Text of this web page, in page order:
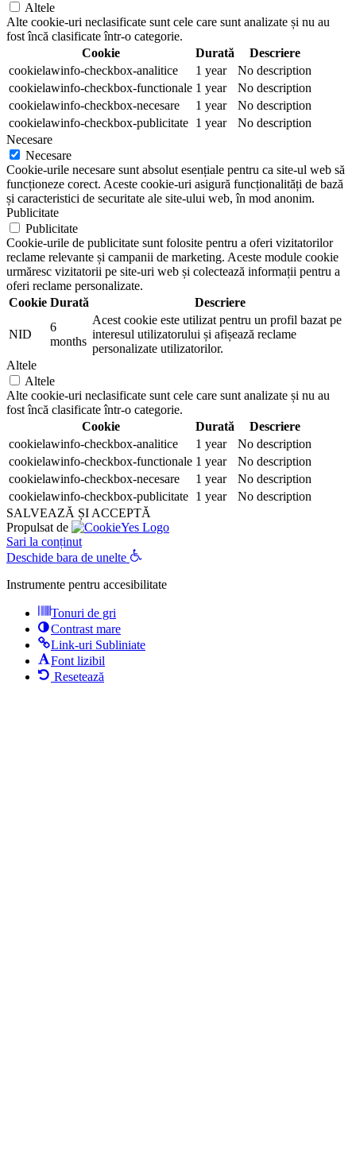
Altele
Alte cookie-uri neclasificate sunt cele care sunt analizate și nu au
fost încă clasificate într-o categorie.
Cookie
Durată
Descriere
cookielawinfo-checkbox-analitice
1 year
No description
cookielawinfo-checkbox-functionale 1 year
No description
cookielawinfo-checkbox-necesare
1 year
No description
cookielawinfo-checkbox-publicitate 1 year
No description
Necesare
Necesare
Cookie-urile necesare sunt absolut esențiale pentru ca site-ul web să
funcționeze corect. Aceste cookie-uri asigură funcționalități de bază
și caracteristici de securitate ale site-ului web, în mod anonim.
Publicitate
Publicitate
Cookie-urile de publicitate sunt folosite pentru a oferi vizitatorilor
reclame relevante și campanii de marketing. Aceste module cookie
urmăresc vizitatorii pe site-uri web și colectează informații pentru a
oferi reclame personalizate.
Cookie Durată Descriere
NID
6
months
Acest cookie este utilizat pentru un profil bazat pe
interesul utilizatorului și afișează reclame
personalizate utilizatorilor.
Altele
Altele
Alte cookie-uri neclasificate sunt cele care sunt analizate și nu au
fost încă clasificate într-o categorie.
Cookie
Durată
Descriere
cookielawinfo-checkbox-analitice
1 year
No description
cookielawinfo-checkbox-functionale 1 year
No description
cookielawinfo-checkbox-necesare
1 year
No description
cookielawinfo-checkbox-publicitate 1 year
No description
SALVEAZĂ ȘI ACCEPTĂ
Propulsat de
Sari la conținut
Deschide bara de unelte
Instrumente pentru accesibilitate
Tonuri de gri
Contrast mare
Link-uri Subliniate
Font lizibil
Resetează